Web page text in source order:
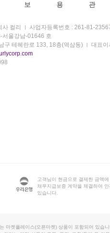
보
용
관
컬리 사업자등록번호 : 261-81-
서울강남-01646 호
구 테헤란로 133, 18층(역삼동)
대표이
고객님이 현금으로 결제한 금액
채무지급보증 계약을 체결하여
있습니다.
마켓플레이스(오픈마켓) 상품이 포함되어 있습니